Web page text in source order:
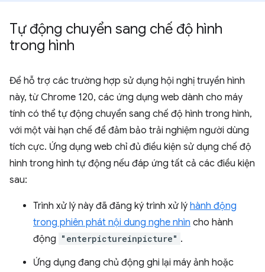
Tự động chuyển sang chế độ hình
trong hình
Để hỗ trợ các trường hợp sử dụng hội nghị truyền hình
này, từ Chrome 120, các ứng dụng web dành cho máy
tính có thể tự động chuyển sang chế độ hình trong hình,
với một vài hạn chế để đảm bảo trải nghiệm người dùng
tích cực. Ứng dụng web chỉ đủ điều kiện sử dụng chế độ
hình trong hình tự động nếu đáp ứng tất cả các điều kiện
sau:
Trình xử lý này đã đăng ký trình xử lý hành động
trong phiên phát nội dung nghe nhìn cho hành
động "enterpictureinpicture" .
Ứng dụng đang chủ động ghi lại máy ảnh hoặc